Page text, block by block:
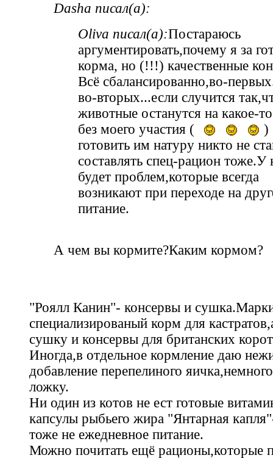
Dasha писал(а):
Oliva писал(а):Постараюсь
аргументировать,почему я за
корма, но (!!!) качественные
Всё сбалансированно,во-
во-вторых...если случится
животные останутся на какое-
без моего участия (
)
готовить им натуру никто не
составлять спец-рацион тоже.У
будет проблем,которые всегда
возникают при переходе на
питание.
А чем вы кормите?Каким кормом?
"Роялл Канин"- консервы и
специализированый корм для
сушку и консервы для британских
Иногда,в отдельное кормление даю
добавление перепелиного
ложку.
Ни один из котов не ест готовые
капсулы рыбьего жира "Янтарная
тоже не ежедневное питание.
Можно почитать ещё рационы,которые